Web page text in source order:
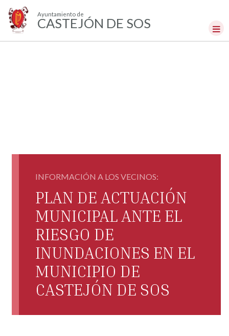
Ayuntamiento de
CASTEJÓN DE SOS
INFORMACIÓN A LOS VECINOS:
PLAN DE ACTUACIÓN
MUNICIPAL ANTE EL
RIESGO DE
INUNDACIONES EN EL
MUNICIPIO DE
CASTEJÓN DE SOS